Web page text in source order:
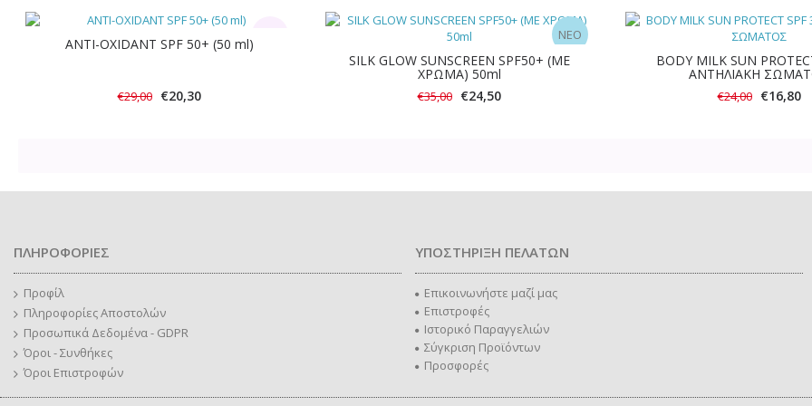
ANTI-OXIDANT SPF 50+ (50 ml)
€29,00 €20,30
NEO
SILK GLOW SUNSCREEN SPF50+ (ΜΕ
ΧΡΩΜΑ) 50ml
€35,00 €24,50
BODY MILK SUN
ΑΝΤΗΛΙΑΚΗ
€24,00 €16,80
ΠΛΗΡΟΦΟΡΙΕΣ
Προφίλ
Πληροφορίες Αποστολών
Προσωπικά Δεδομένα - GDPR
Όροι - Συνθήκες
Όροι Επιστροφών
ΥΠΟΣΤΗΡΙΞΗ ΠΕΛΑΤΩΝ
Επικοινωνήστε μαζί μας
Επιστροφές
Ιστορικό Παραγγελιών
Σύγκριση Προϊόντων
Προσφορές